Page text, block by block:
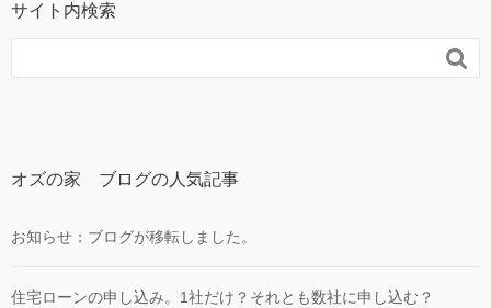
サイト内検索

オズの家 ブログの人気記事
お知らせ：ブログが移転しました。
住宅ローンの申し込み。1社だけ？それとも数社に申し込む？